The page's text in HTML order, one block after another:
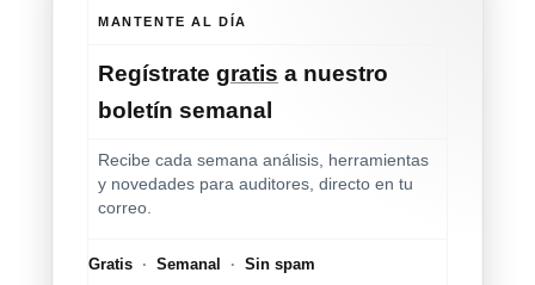
MANTENTE AL DÍA
Regístrate gratis a nuestro
boletín semanal
Recibe cada semana análisis, herramientas
y novedades para auditores, directo en tu
correo.
Gratis · Semanal · Sin spam